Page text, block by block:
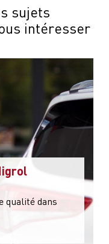
sujets
intéresser
qualité dans